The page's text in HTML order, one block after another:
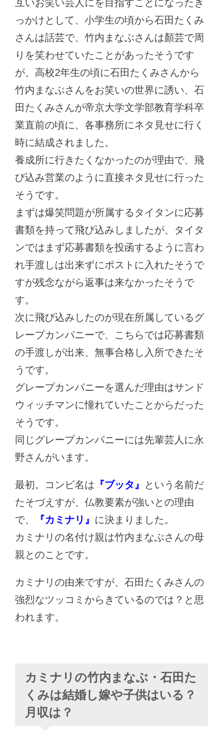
互いお笑い芸人にを目指すことになったき
っかけとして、小学生の頃から石田たくみ
さんは話芸で、竹内まなぶさんは顏芸で周
りを笑わせていたことがあったそうです
が、高校2年生の頃に石田たくみさんから
竹内まなぶさんをお笑いの世界に誘い、石
田たくみさんが帝京大学文学部教育学科卒
業直前の頃に、各事務所にネタ見せに行く
時に結成されました。
養成所に行きたくなかったのが理由で、飛
び込み営業のように直接ネタ見せに行った
そうです。
まずは爆笑問題が所属するタイタンに応募
書類を持って飛び込みしましたが、タイタ
ンではまず応募書類を投函するように言わ
れ手渡しは出来ずにポストに入れたそうで
すが残念ながら返事は来なかったそうで
す。
次に飛び込みしたのが現在所属しているグ
レープカンパニーで、こちらでは応募書類
の手渡しが出来、無事合格し入所できたそ
うです。
グレープカンパニーを選んだ理由はサンド
ウィッチマンに憧れていたことからだった
そうです。
同じグレープカンパニーには先輩芸人に永
野さんがいます。
最初。コンビ名は 『ブッタ』
という名前だ
たそづえすが、仏教要素が強いとの理由
で、
『カミナリ』 に決まりました。
カミナリの名付け親は竹内まなぶさんの母
親とのことです。
カミナリの由来ですが、石田たくみさんの
強烈なツッコミからきているのでは？と思
われます。
カミナリの竹内まなぶ・石田た
くみは結婚し嫁や子供はいる？
月収は？